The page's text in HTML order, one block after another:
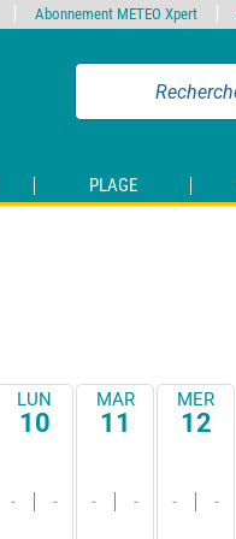
PLAGE
LUN
10
- -
MAR
11
- -
MER
12
- -
Abonnement METEO Xpert